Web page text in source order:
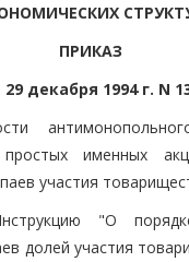
ПРИКАЗ
29 декабря 1994 г. N
именных
участия
"О
долей участия